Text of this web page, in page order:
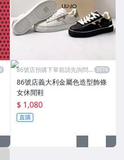
86號店預購下單前請先詢問數
86號店義大利金屬色造型飾條
女休閒鞋
$ 1,080
直購